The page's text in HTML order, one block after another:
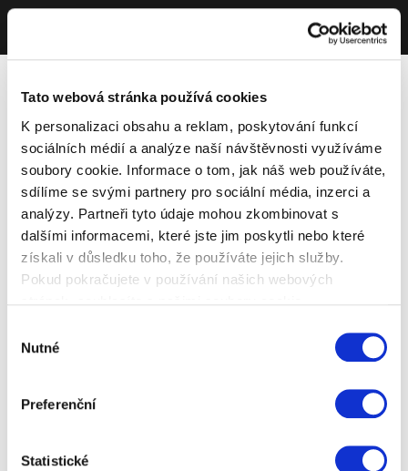
Tato webová stránka používá cookies
K personalizaci obsahu a reklam, poskytování funkcí
sociálních médií a analýze naší návštěvnosti využíváme
soubory cookie. Informace o tom, jak náš web používáte,
sdílíme se svými partnery pro sociální média, inzerci a
analýzy. Partneři tyto údaje mohou zkombinovat s
dalšími informacemi, které jste jim poskytli nebo které
získali v důsledku toho, že používáte jejich služby.
Pokud pokračujete v používání našich webových
souhlasu
Nutné
Preferenční
Statistické